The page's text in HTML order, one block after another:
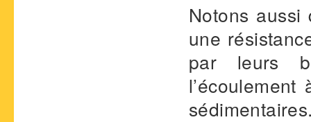
Notons aussi
une
par leurs